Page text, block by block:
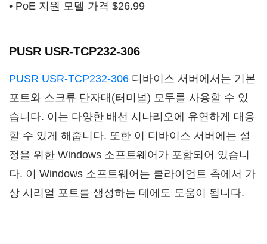
• PoE 지원 모델 가격 $26.99
PUSR USR-TCP232-306
PUSR USR-TCP232-306 디바이스 서버에서는 기본
포트와 스크류 단자대(터미널) 모두를 사용할 수 있
습니다. 이는 다양한 배선 시나리오에 유연하게 대응
할 수 있게 해줍니다. 또한 이 디바이스 서버에는 설
정을 위한 Windows 소프트웨어가 포함되어 있습니
다. 이 Windows 소프트웨어는 클라이언트 측에서 가
상 시리얼 포트를 생성하는 데에도 도움이 됩니다.